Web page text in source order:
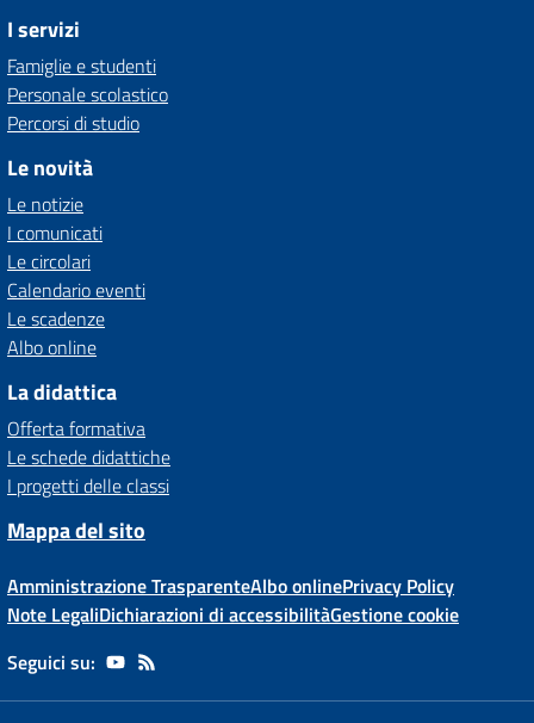
I servizi
Famiglie e studenti
Personale scolastico
Percorsi di studio
Le novità
Le notizie
I comunicati
Le circolari
Calendario eventi
Le scadenze
Albo online
La didattica
Offerta formativa
Le schede didattiche
I progetti delle classi
Mappa del sito
Amministrazione TrasparenteAlbo onlinePrivacy Policy
Note LegaliDichiarazioni di accessibilitàGestione cookie
Seguici su: